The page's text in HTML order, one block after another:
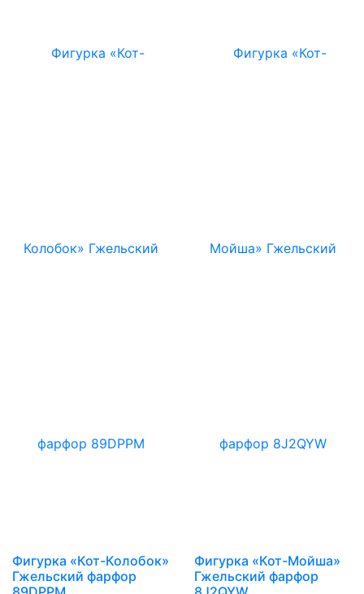
Фигурка «Кот-Колобок»
Гжельский фарфор
Фигурка «Кот-Мойша»
Гжельский фарфор